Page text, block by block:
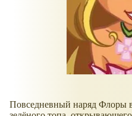
Повседневный наряд Флоры